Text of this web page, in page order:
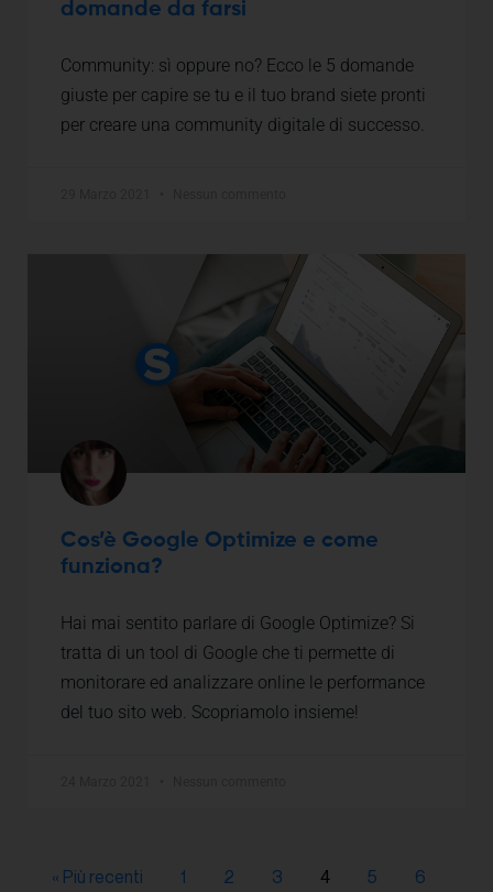
domande da farsi
Community: sì oppure no? Ecco le 5 domande
giuste per capire se tu e il tuo brand siete pronti
per creare una community digitale di successo.
Cos’è Google Optimize e come
funziona?
Hai mai sentito parlare di Google Optimize? Si
tratta di un tool di Google che ti permette di
monitorare ed analizzare online le performance
del tuo sito web. Scopriamolo insieme!
« Più recenti 1 2 3 4 5 6